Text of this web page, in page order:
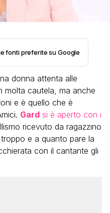
fonti preferite su Google
donna attenta alle
molta cautela, ma anche
e è quello che è
Gard si è aperto con i
ricevuto da ragazzino
e a quanto pare la
con il cantante gli